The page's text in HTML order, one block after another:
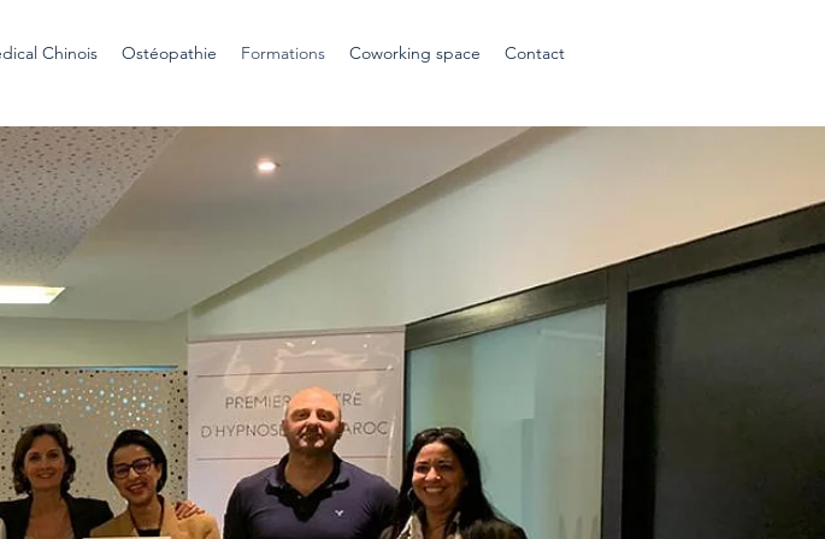
Chinois Ostéopathie Formations Coworking space Contact